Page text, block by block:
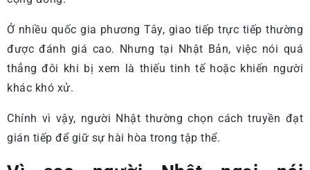
Ở nhiều quốc gia phương Tây, giao tiếp trực tiếp thường
được đánh giá cao. Nhưng tại Nhật Bản, việc nói quá
thẳng đôi khi bị xem là thiếu tinh tế hoặc khiến người
khác khó xử.
Chính vì vậy, người Nhật thường chọn cách truyền đạt
gián tiếp để giữ sự hài hòa trong tập thể.